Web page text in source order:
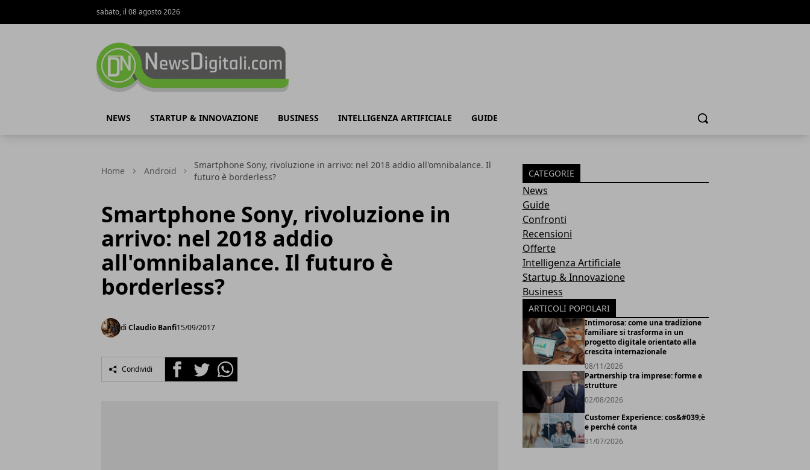
sabato, il 08 agosto 2026
NEWS STARTUP & INNOVAZIONE BUSINESS INTELLIGENZA ARTIFICIALE GUIDE Cerca
Home Android
Smartphone Sony, rivoluzione in arrivo: nel 2018 addio all'omnibalance. Il
futuro è borderless?
Smartphone Sony, rivoluzione in
arrivo: nel 2018 addio
all'omnibalance. Il futuro è
borderless?
di Claudio Banfi15/09/2017
Condividi FacebookTwitterWhatsapp
CATEGORIE
News
Guide
Confronti
Recensioni
Offerte
Intelligenza Artificiale
Startup & Innovazione
Business
ARTICOLI POPOLARI
Intimorosa: come una tradizione
familiare si trasforma in un
progetto digitale orientato alla
crescita internazionale
08/11/2026
Partnership tra imprese: forme e
strutture
02/08/2026
Customer Experience: cos&#039;è
e perché conta
31/07/2026